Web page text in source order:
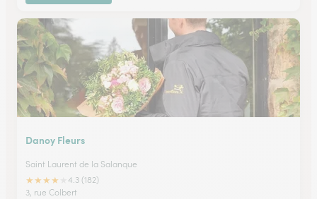
Danoy Fleurs
Saint Laurent de la Salanque
★★★★
4.3 (182)
3, rue Colbert